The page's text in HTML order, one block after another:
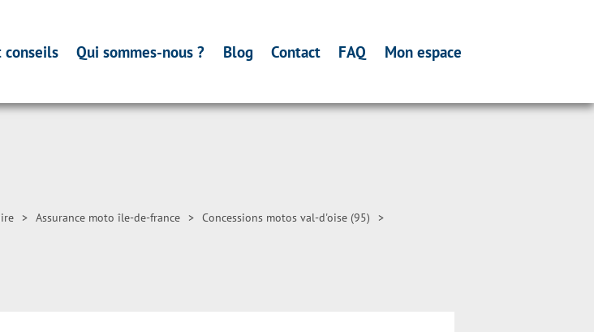
conseils Qui sommes-nous ? Blog Contact FAQ Mon espace
> Assurance moto île-de-france > Concessions motos val-d'oise (95) >